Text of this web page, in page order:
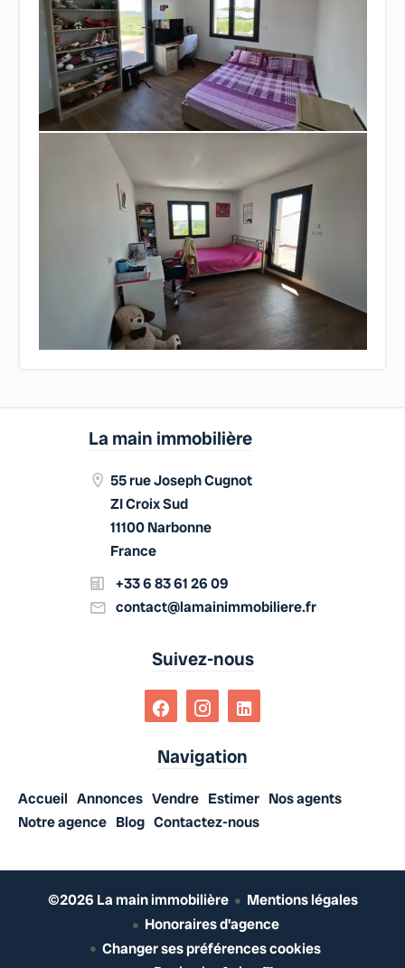
La main immobilière
55 rue Joseph Cugnot
ZI Croix Sud
11100 Narbonne
France
+33 6 83 61 26 09
contact@lamainimmobiliere.fr
Suivez-nous
Navigation
Accueil Annonces Vendre Estimer Nos agents
Notre agence Blog Contactez-nous
©2026 La main immobilière
Mentions légales
Honoraires d'agence
Changer ses préférences cookies